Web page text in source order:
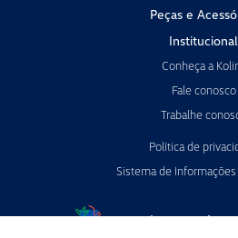
Peças e
Institucional
Conheça a
Fale conosco
Trabalhe
Política de
Sistema de
Desacelere. Seu